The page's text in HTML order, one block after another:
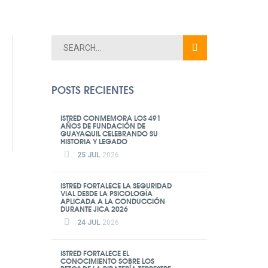
POSTS RECIENTES
ISTRED CONMEMORA LOS 491
AÑOS DE FUNDACIÓN DE
GUAYAQUIL CELEBRANDO SU
HISTORIA Y LEGADO
25 JUL 2026
ISTRED FORTALECE LA SEGURIDAD
VIAL DESDE LA PSICOLOGÍA
APLICADA A LA CONDUCCIÓN
DURANTE JICA 2026
24 JUL 2026
ISTRED FORTALECE EL
CONOCIMIENTO SOBRE LOS